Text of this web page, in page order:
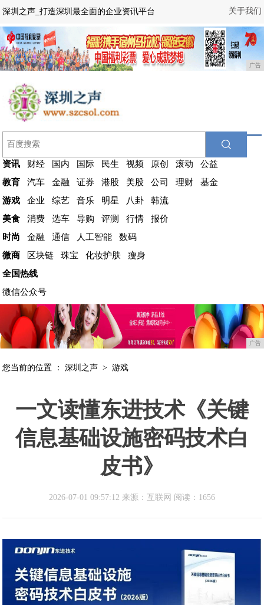
关于我们
深圳之声_打造深圳最全面的企业资讯平台
广告
资讯 财经 国内 国际 民生 视频 原创 滚动
公益
教育
汽车 金融 证券 港股 美股 公司 理财
基金
游戏
企业 综艺 音乐 明星 八卦
韩流
美食
消费 选车 导购 评测 行情
报价
时尚
金融 通信 人工智能
数码
微商
区块链 珠宝 化妆护肤
瘦身
全国热线
微信公众号
广告
您当前的位置 ：深圳之声 >游戏
一文读懂东进技术《关键
信息基础设施密码技术白
皮书》
2026-07-01 09:57:12 来源：互联网 阅读：1656